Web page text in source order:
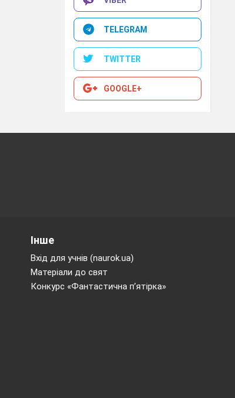
TELEGRAM
TWITTER
GOOGLE+
Інше
Вхід для учнів (naurok.ua)
Матеріали до свят
Конкурс «Фантастична п’ятірка»